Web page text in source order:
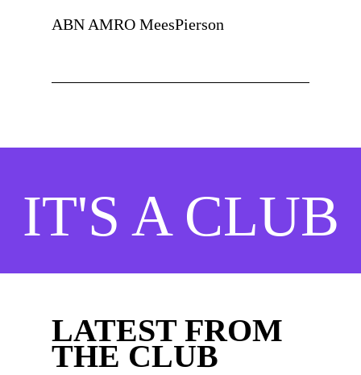
ABN AMRO MeesPierson
IT'S A CLUB
LATEST FROM
THE CLUB